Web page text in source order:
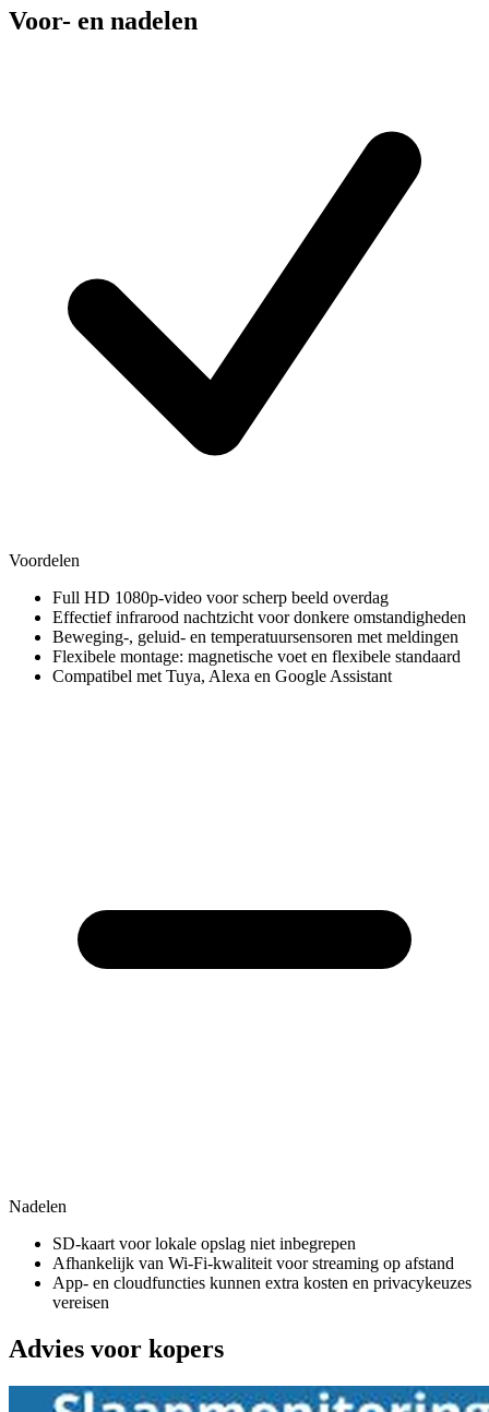
Voor- en nadelen
Voordelen
Full HD 1080p‑video voor scherp beeld overdag
Effectief infrarood nachtzicht voor donkere omstandigheden
Beweging-, geluid- en temperatuursensoren met meldingen
Flexibele montage: magnetische voet en flexibele standaard
Compatibel met Tuya, Alexa en Google Assistant
Nadelen
SD‑kaart voor lokale opslag niet inbegrepen
Afhankelijk van Wi‑Fi‑kwaliteit voor streaming op afstand
App‑ en cloudfuncties kunnen extra kosten en privacykeuzes
vereisen
Advies voor kopers